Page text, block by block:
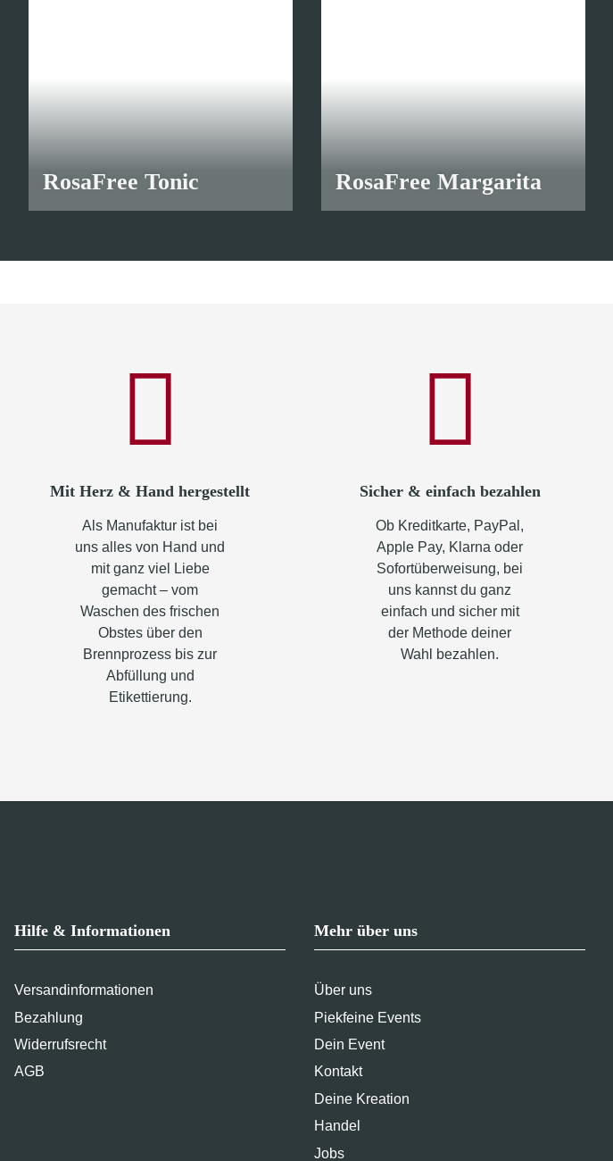
RosaFree Tonic RosaFree Margarita
Mit Herz & Hand hergestellt
Als Manufaktur ist bei
uns alles von Hand und
mit ganz viel Liebe
gemacht – vom
Waschen des frischen
Obstes über den
Brennprozess bis zur
Abfüllung und
Etikettierung.
Sicher & einfach bezahlen
Ob Kreditkarte, PayPal,
Apple Pay, Klarna oder
Sofortüberweisung, bei
uns kannst du ganz
einfach und sicher mit
der Methode deiner
Wahl bezahlen.
Hilfe & Informationen
Versandinformationen
Bezahlung
Widerrufsrecht
AGB
Mehr über uns
Über uns
Piekfeine Events
Dein Event
Kontakt
Deine Kreation
Handel
Jobs